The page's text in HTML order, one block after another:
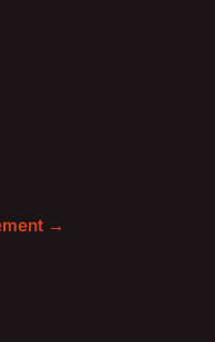
→